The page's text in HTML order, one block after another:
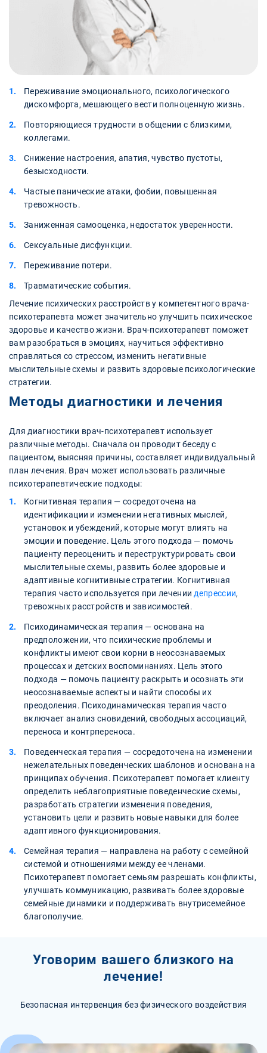
Переживание эмоционального, психологического
дискомфорта, мешающего вести полноценную жизнь.
Повторяющиеся трудности в общении с близкими,
коллегами.
Снижение настроения, апатия, чувство пустоты,
безысходности.
Частые панические атаки, фобии, повышенная
тревожность.
Заниженная самооценка, недостаток уверенности.
Сексуальные дисфункции.
Переживание потери.
Травматические события.
Лечение психических расстройств у компетентного врача-
психотерапевта может значительно улучшить психическое
здоровье и качество жизни. Врач-психотерапевт поможет
вам разобраться в эмоциях, научиться эффективно
справляться со стрессом, изменить негативные
мыслительные схемы и развить здоровые психологические
стратегии.
Методы диагностики и лечения
Для диагностики врач-психотерапевт использует
различные методы. Сначала он проводит беседу с
пациентом, выясняя причины, составляет индивидуальный
план лечения. Врач может использовать различные
психотерапевтические подходы:
Когнитивная терапия — сосредоточена на
идентификации и изменении негативных мыслей,
установок и убеждений, которые могут влиять на
эмоции и поведение. Цель этого подхода — помочь
пациенту переоценить и переструктурировать свои
мыслительные схемы, развить более здоровые и
адаптивные когнитивные стратегии. Когнитивная
терапия часто используется при лечениидепрессии,
тревожных расстройств и зависимостей.
Психодинамическая терапия — основана на
предположении, что психические проблемы и
конфликты имеют свои корни в неосознаваемых
процессах и детских воспоминаниях. Цель этого
подхода — помочь пациенту раскрыть и осознать эти
неосознаваемые аспекты и найти способы их
преодоления. Психодинамическая терапия часто
включает анализ сновидений, свободных ассоциаций,
переноса и контрпереноса.
Поведенческая терапия — сосредоточена на изменении
нежелательных поведенческих шаблонов и основана на
принципах обучения. Психотерапевт помогает клиенту
определить неблагоприятные поведенческие схемы,
разработать стратегии изменения поведения,
установить цели и развить новые навыки для более
адаптивного функционирования.
Семейная терапия — направлена на работу с семейной
системой и отношениями между ее членами.
Психотерапевт помогает семьям разрешать конфликты,
улучшать коммуникацию, развивать более здоровые
семейные динамики и поддерживать внутрисемейное
благополучие.
Уговорим вашего близкого на
лечение!
Безопасная интервенция без физического воздействия